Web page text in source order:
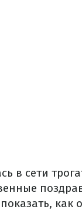
в сети
как